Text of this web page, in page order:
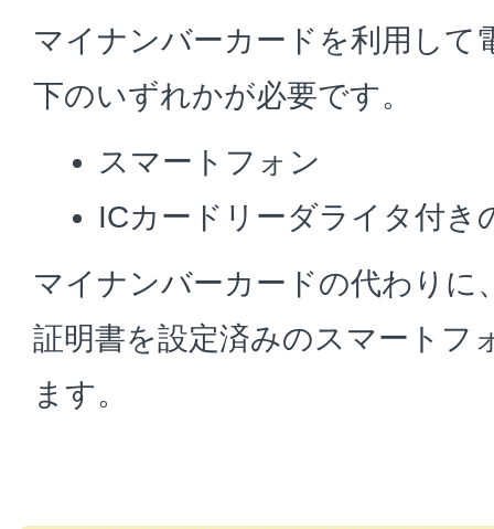
マイナンバーカードを利用して
下のいずれかが必要です。
スマートフォン
ICカードリーダライタ付き
マイナンバーカードの代わりに
証明書を設定済みのスマートフ
ます。